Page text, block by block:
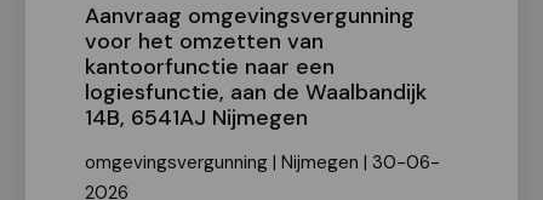
Aanvraag omgevingsvergunning
voor het omzetten van
kantoorfunctie naar een
logiesfunctie, aan de Waalbandijk
14B, 6541AJ Nijmegen
omgevingsvergunning | Nijmegen | 30-06-
2026